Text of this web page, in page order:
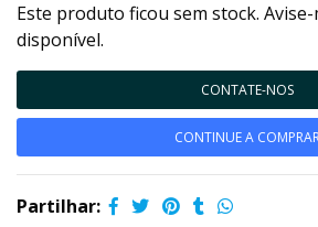
Este produto ficou sem stock.
disponível.
CONTATE-NOS
CONTINUE A
Partilhar: